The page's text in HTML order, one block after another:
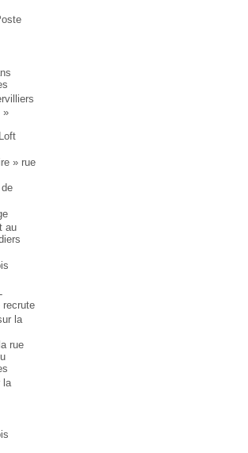
»
» rue
au
recrute
la
rue
la